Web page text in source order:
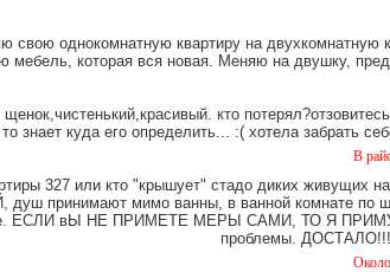
свою однокомнатную квартиру на двухкомнатную
мебель, которая вся новая. Меняю на двушку,
кто
знает куда его определить... :( хотела забрать
В районе дома
327 или кто "крышует" стадо диких
мимо ванны, в ванной комнате по
мне. ЕСЛИ вЫ НЕ ПРИМЕТЕ МЕРЫ САМИ, ТО Я
проблемы. ДОСТАЛО!!!
Около